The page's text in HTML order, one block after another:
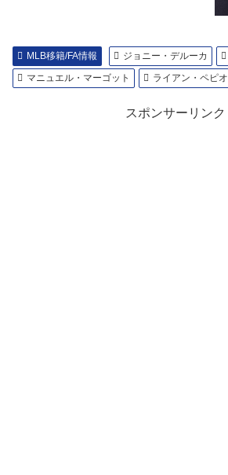
MLB移籍/FA情報 ジョニー・デルーカ
マニュエル・マーゴット
ライアン・ペピオ
スポンサーリンク